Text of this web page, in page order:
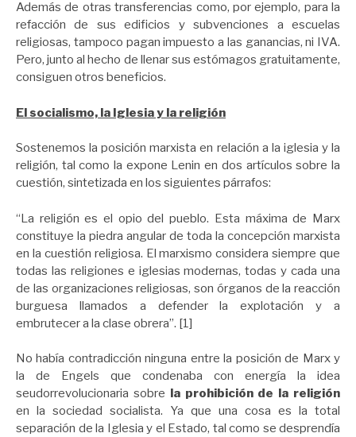
Además de otras transferencias como, por ejemplo, para la
refacción de sus edificios y subvenciones a escuelas
religiosas, tampoco pagan impuesto a las ganancias, ni IVA.
Pero, junto al hecho de llenar sus estómagos gratuitamente,
consiguen otros beneficios.
El socialismo, la Iglesia y la religión
Sostenemos la posición marxista en relación a la iglesia y la
religión, tal como la expone Lenin en dos artículos sobre la
cuestión, sintetizada en los siguientes párrafos:
“La religión es el opio del pueblo. Esta máxima de Marx
constituye la piedra angular de toda la concepción marxista
en la cuestión religiosa. El marxismo considera siempre que
todas las religiones e iglesias modernas, todas y cada una
de las organizaciones religiosas, son órganos de la reacción
burguesa llamados a defender la explotación y a
embrutecer a la clase obrera”. [1]
No había contradicción ninguna entre la posición de Marx y
la de Engels que condenaba con energía la idea
seudorrevolucionaria sobre la prohibición de la religión
en la sociedad socialista. Ya que una cosa es la total
separación de la Iglesia y el Estado, tal como se desprendía